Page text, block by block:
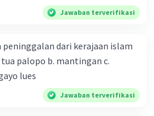
Jawaban terverifikasi
dari kerajaan islam
d. al-halal e. gayo lues
Jawaban terverifikasi